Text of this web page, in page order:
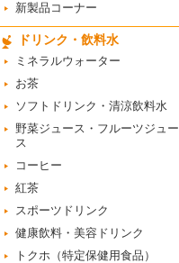
新製品コーナー
ドリンク・飲料水
ミネラルウォーター
お茶
ソフトドリンク・清涼飲料水
野菜ジュース・フルーツジュー
ス
コーヒー
紅茶
スポーツドリンク
健康飲料・美容ドリンク
トクホ（特定保健用食品）